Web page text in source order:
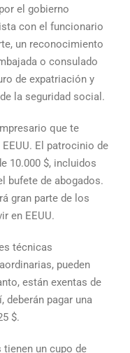
el gobierno
con el funcionario
un reconocimiento
o consulado
de expatriación y
la seguridad social.
que te
El patrocinio de
10.000 $, incluidos
bufete de abogados.
gran parte de los
en EEUU.
técnicas
pueden
están exentas de
deberán pagar una
$.
tienen un cupo de